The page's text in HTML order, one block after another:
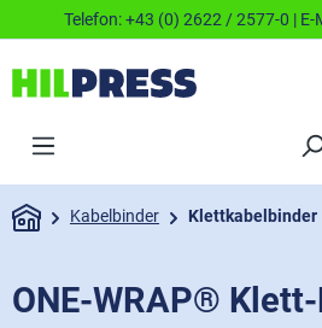
Telefon:+43 (0) 2622 / 2577-0 | E-
Kabelbinder Klettkabelbinder
ONE-WRAP®